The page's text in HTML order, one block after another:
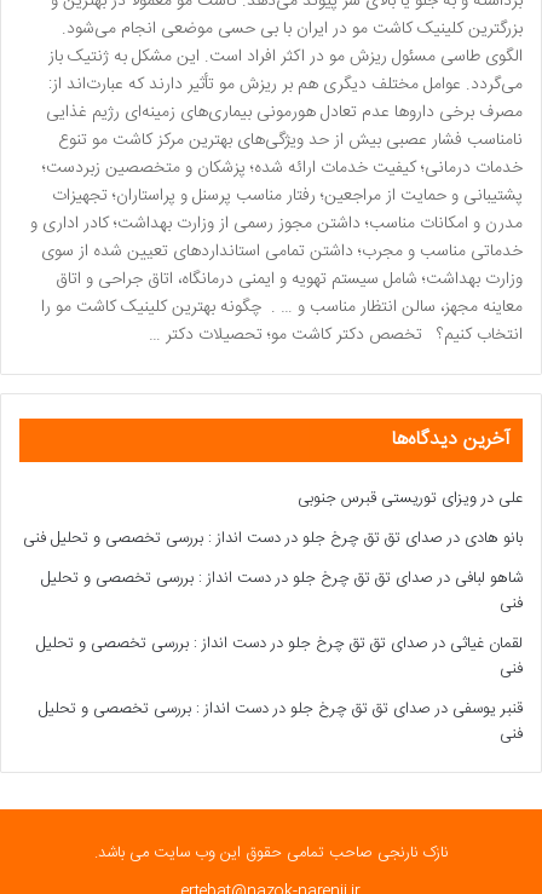
بزرگترین کلینیک کاشت مو در ایران با بی حسی موضعی انجام می‌شود.
الگوی طاسی مسئول ریزش مو در اکثر افراد است. این مشکل به ژنتیک باز
می‌گردد. عوامل مختلف دیگری هم بر ریزش مو تأثیر دارند که عبارت‌اند از:
مصرف برخی داروها عدم تعادل هورمونی بیماری‌های زمینه‌ای رژیم غذایی
نامناسب فشار عصبی بیش از حد ویژگی‌های بهترین مرکز کاشت مو تنوع
خدمات درمانی؛ کیفیت خدمات ارائه شده؛ پزشکان و متخصصین زبردست؛
پشتیبانی و حمایت از مراجعین؛ رفتار مناسب پرسنل و پراستاران؛ تجهیزات
مدرن و امکانات مناسب؛ داشتن مجوز رسمی از وزارت بهداشت؛ کادر اداری و
خدماتی مناسب و مجرب؛ داشتن تمامی استانداردهای تعیین ‌شده از سوی
وزارت بهداشت؛ شامل سیستم تهویه و ایمنی درمانگاه، اتاق جراحی و اتاق
معاینه مجهز، سالن انتظار مناسب و … . چگونه بهترین کلینیک کاشت مو را
انتخاب کنیم؟ تخصص دکتر کاشت مو؛ تحصیلات دکتر …
آخرین دیدگاه‌ها
علی درویزای توریستی قبرس جنوبی
بانو هادی درصدای تق تق چرخ جلو در دست انداز : بررسی تخصصی و تحلیل فنی
شاهو لبافی درصدای تق تق چرخ جلو در دست انداز : بررسی تخصصی و تحلیل
فنی
لقمان غیاثی درصدای تق تق چرخ جلو در دست انداز : بررسی تخصصی و تحلیل
فنی
قنبر یوسفی درصدای تق تق چرخ جلو در دست انداز : بررسی تخصصی و تحلیل
فنی
نازک نارنجی صاحب تمامی حقوق این وب سایت می باشد.